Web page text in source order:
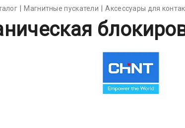
Магнитные пускатели Аксессуары для